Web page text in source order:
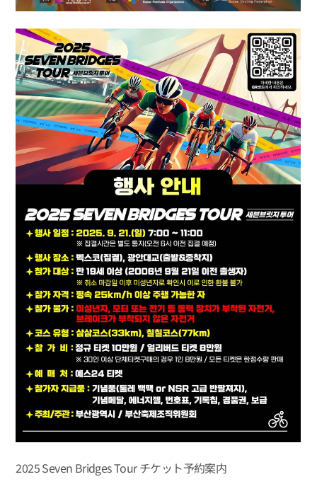
2025 Seven Bridges Tour チケット予約案内